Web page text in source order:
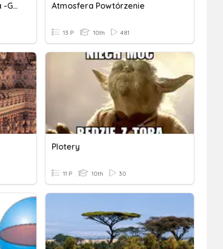
Kartografia Matematyczna -geodezja Atmosfera Powtórzenie
13 P 10th 481
Plotery
11 P 10th 30